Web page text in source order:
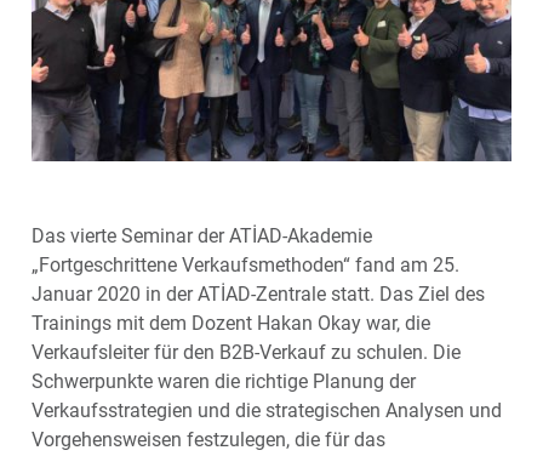
Das vierte Seminar der ATİAD-Akademie
„Fortgeschrittene Verkaufsmethoden“ fand am 25.
Januar 2020 in der ATİAD-Zentrale statt. Das Ziel des
Trainings mit dem Dozent Hakan Okay war, die
Verkaufsleiter für den B2B-Verkauf zu schulen. Die
Schwerpunkte waren die richtige Planung der
Verkaufsstrategien und die strategischen Analysen und
Vorgehensweisen festzulegen, die für das